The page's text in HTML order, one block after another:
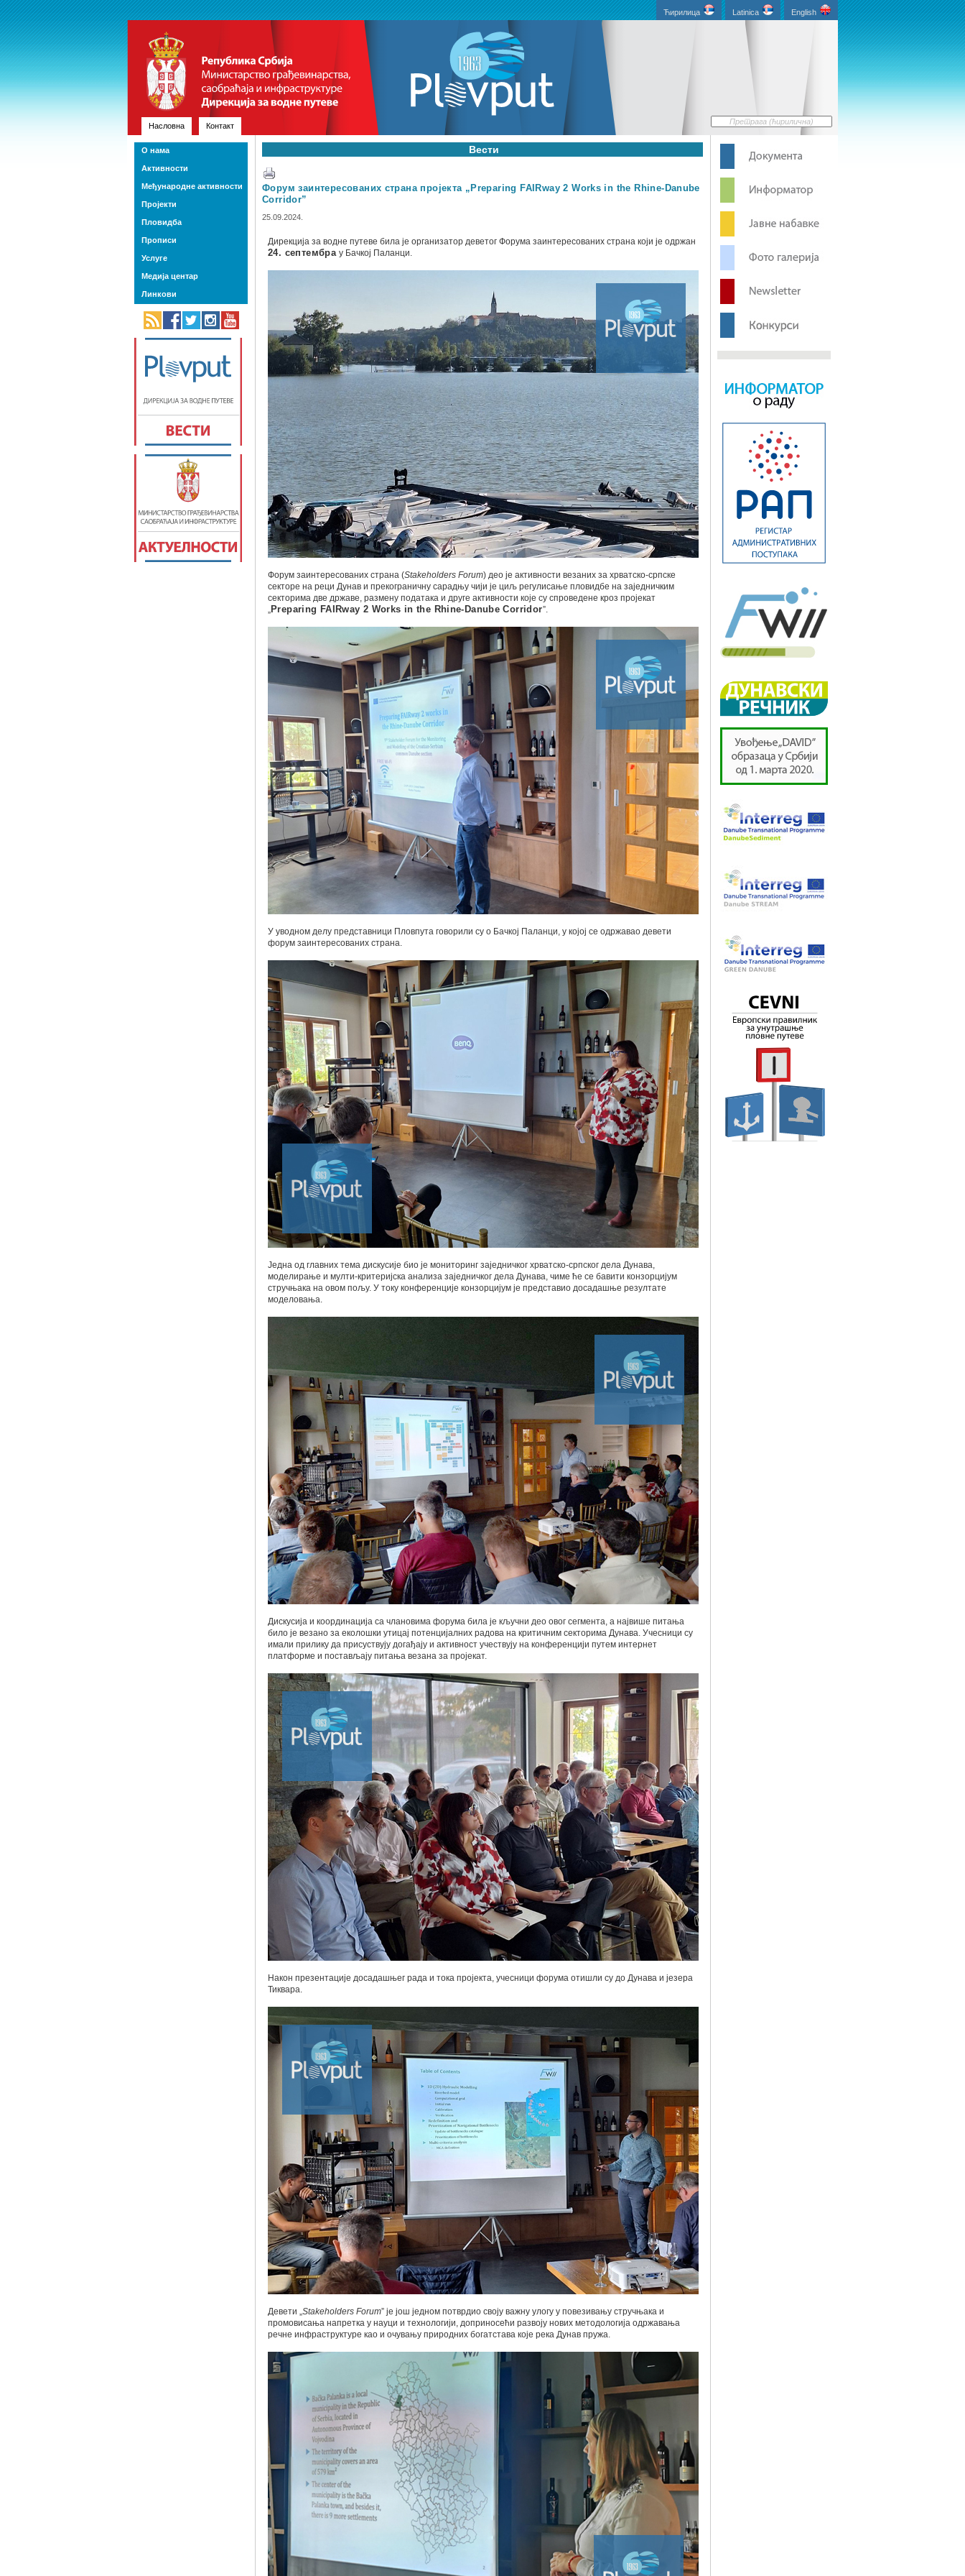
English
Latinica
Ћирилица
Насловна Контакт
Вести
Форум заинтересованих страна пројекта „Preparing FAIRway 2 Works in the Rhine-Danube
Corridor”
25.09.2024.
Дирекција за водне путеве била је организатор деветог Форума заинтересованих страна који је одржан
24. септембрау Бачкој Паланци.
Форум заинтересованих страна (Stakeholders Forum) део је активности везаних за хрватско-српске
секторе на реци Дунав и прекограничну сарадњу чији је циљ регулисање пловидбе на заједничким
секторима две државе, размену података и друге активности које су спроведене кроз пројекат
„Preparing FAIRway 2 Works in the Rhine-Danube Corridor”.
У уводном делу представници Пловпута говорили су о Бачкој Паланци, у којој се одржавао девети
форум заинтересованих страна.
Једна од главних тема дискусије био је мониторинг заједничког хрватско-српског дела Дунава,
моделирање и мулти-критеријска анализа заједничког дела Дунава, чиме ће се бавити конзорцијум
стручњака на овом пољу. У току конференције конзорцијум је представио досадашње резултате
моделовања.
Дискусија и координација са члановима форума била је кључни део овог сегмента, а највише питања
било је везано за еколошки утицај потенцијалних радова на критичним секторима Дунава. Учесници су
имали прилику да присуствују догађају и активност учествују на конференцији путем интернет
платформе и постављају питања везана за пројекат.
Након презентације досадашњег рада и тока пројекта, учесници форума отишли су до Дунава и језера
Тиквара.
Девети „Stakeholders Forum” је још једном потврдио своју важну улогу у повезивању стручњака и
промовисања напретка у науци и технологији, доприносећи развоју нових методологија одржавања
речне инфраструктуре као и очувању природних богатстава које река Дунав пружа.
О нама
Активности
Међународне активности
Пројекти
Пловидба
Прописи
Услуге
Медија центар
Линкови